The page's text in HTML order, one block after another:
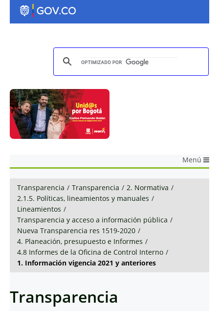
Menú
Transparencia / Transparencia / 2. Normativa /
2.1.5. Políticas, lineamientos y manuales /
Lineamientos /
Transparencia y acceso a información pública /
Nueva Transparencia res 1519-2020 /
4. Planeación, presupuesto e Informes /
4.8 Informes de la Oficina de Control Interno /
1. Información vigencia 2021 y anteriores
Transparencia